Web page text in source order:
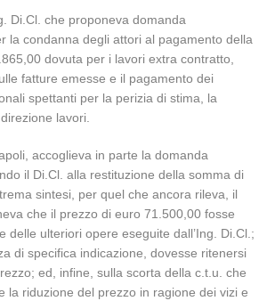
Di.Cl. che proponeva domanda
la condanna degli attori al pagamento della
dovuta per i lavori extra contratto,
fatture emesse e il pagamento dei
spettanti per la perizia di stima, la
lavori.
accoglieva in parte la domanda
il Di.Cl. alla restituzione della somma di
sintesi, per quel che ancora rileva, il
che il prezzo di euro 71.500,00 fosse
delle ulteriori opere eseguite dall’Ing. Di.Cl.;
di specifica indicazione, dovesse ritenersi
ed, infine, sulla scorta della c.t.u. che
la riduzione del prezzo in ragione dei vizi e